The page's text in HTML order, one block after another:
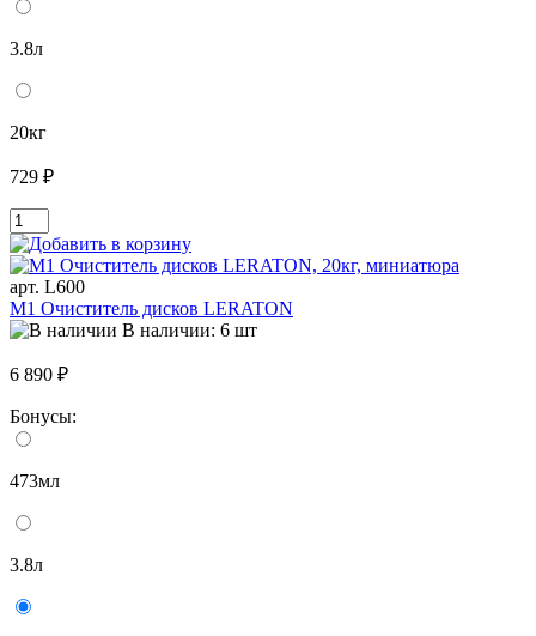
3.8л
20кг
729 ₽
арт. L600
M1 Очиститель дисков LERATON
В наличии: 6 шт
6 890 ₽
Бонусы:
473мл
3.8л